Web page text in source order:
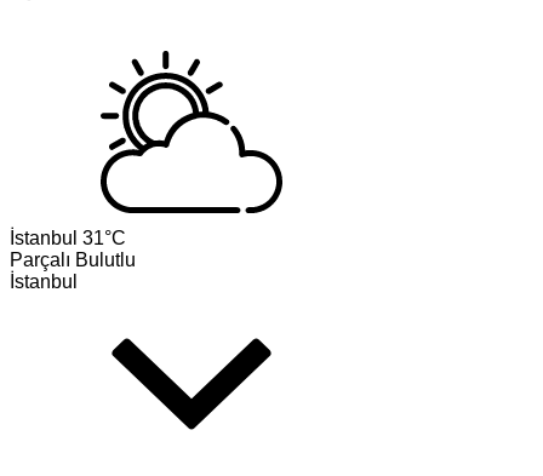
İstanbul 31°C
Parçalı Bulutlu
İstanbul